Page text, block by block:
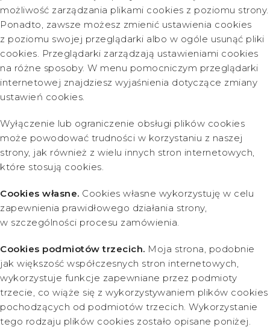
możliwość zarządzania plikami cookies z poziomu strony.
Ponadto, zawsze możesz zmienić ustawienia cookies
z poziomu swojej przeglądarki albo w ogóle usunąć pliki
cookies. Przeglądarki zarządzają ustawieniami cookies
na różne sposoby. W menu pomocniczym przeglądarki
internetowej znajdziesz wyjaśnienia dotyczące zmiany
ustawień cookies.
Wyłączenie lub ograniczenie obsługi plików cookies
może powodować trudności w korzystaniu z naszej
strony, jak również z wielu innych stron internetowych,
które stosują cookies.
Cookies własne. Cookies własne wykorzystuję w celu
zapewnienia prawidłowego działania strony,
w szczególności procesu zamówienia.
Cookies podmiotów trzecich. Moja strona, podobnie
jak większość współczesnych stron internetowych,
wykorzystuje funkcje zapewniane przez podmioty
trzecie, co wiąże się z wykorzystywaniem plików cookies
pochodzących od podmiotów trzecich. Wykorzystanie
tego rodzaju plików cookies zostało opisane poniżej.